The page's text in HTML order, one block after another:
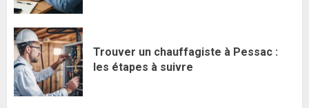
Trouver un chauffagiste à Pessac :
les étapes à suivre